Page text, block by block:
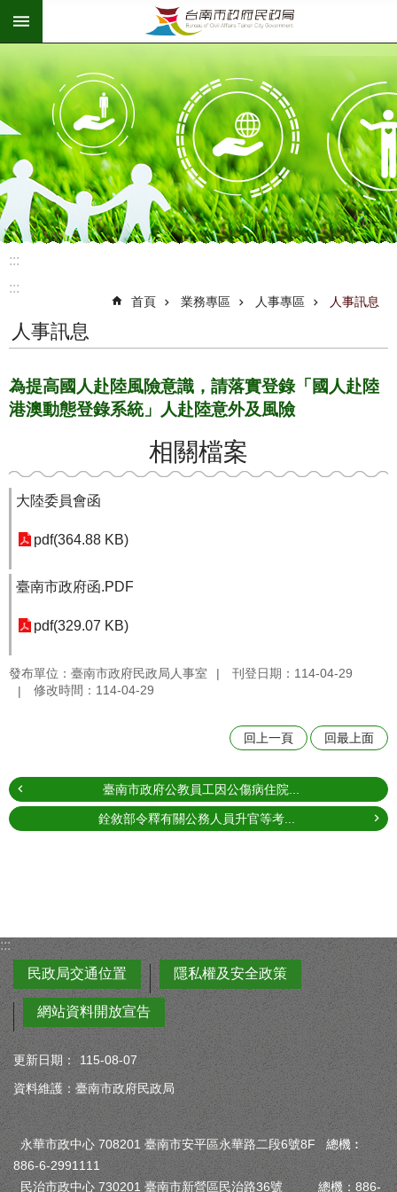
跳到主要內容區塊
:::
:::
首頁 業務專區 人事專區 人事訊息
人事訊息
為提高國人赴陸風險意識，請落實登錄「國人赴陸
港澳動態登錄系統」人赴陸意外及風險
相關檔案
大陸委員會函
pdf(364.88 KB)
臺南市政府函.PDF
pdf(329.07 KB)
發布單位：臺南市政府民政局人事室
刊登日期：114-04-29
修改時間：114-04-29
回上一頁 回最上面
臺南市政府公教員工因公傷病住院...
銓敘部令釋有關公務人員升官等考...
:::
民政局交通位置
隱私權及安全政策
網站資料開放宣告
更新日期：
115-08-07
資料維護：臺南市政府民政局
永華市政中心 708201 臺南市安平區永華路二段6號8F 總機︰
886-6-2991111
民治市政中心 730201 臺南市新營區民治路36號 總機：886-